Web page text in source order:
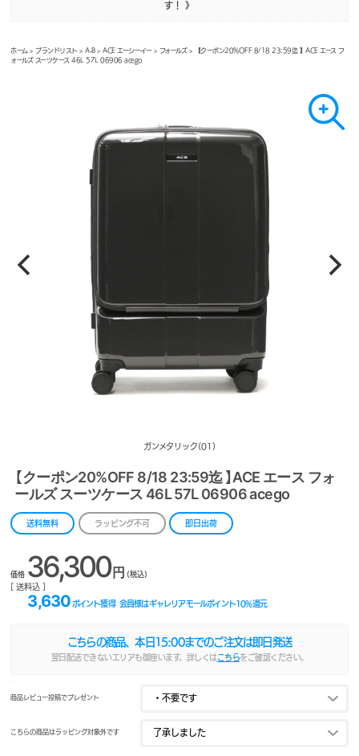
す！ 》
ホーム >ブランドリスト >A-B>ACE エーシーイー> フォールズ> 【クーポン20%OFF 8/18 23:59迄 】ACE エース フ
ォールズ スーツケース 46L 57L 06906 acego
ガンメタリック(01)
【クーポン20%OFF 8/18 23:59迄 】ACE エース フォ
ールズ スーツケース 46L 57L 06906 acego
送料無料 ラッピング不可 即日出荷
価格 36,300円 (税込)
[ 送料込 ]
3,630 ポイント獲得 会員様はギャレリアモールポイント10%還元
こちらの商品、本日 15:00までのご注文は即日発送
翌日配送できないエリアも御座います。詳しくは こちらをご確認ください。
商品レビュー投稿でプレゼント
こちらの商品はラッピング対象外です